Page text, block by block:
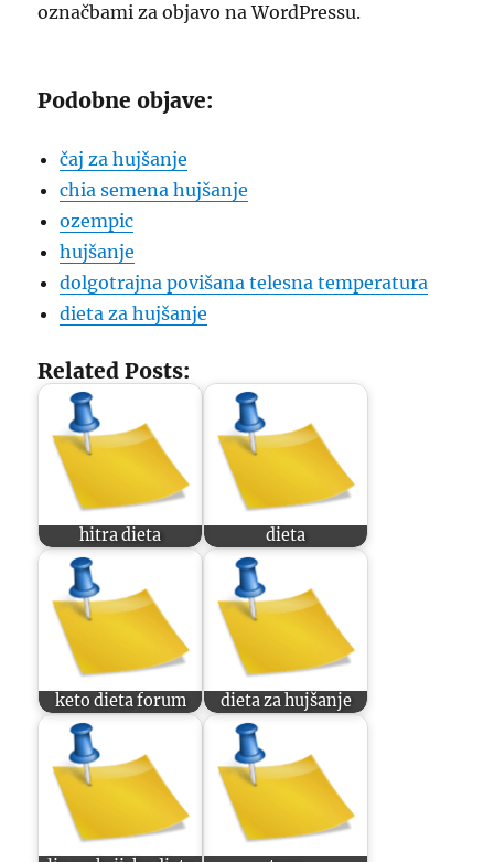
označbami za objavo na WordPressu.
Podobne objave:
čaj za hujšanje
chia semena hujšanje
ozempic
hujšanje
dolgotrajna povišana telesna temperatura
dieta za hujšanje
Related Posts:
hitra dieta dieta
keto dieta forum dieta za hujšanje